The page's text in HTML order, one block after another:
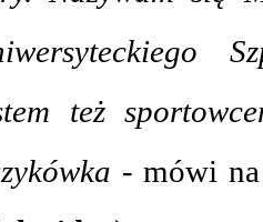
też
- mówi